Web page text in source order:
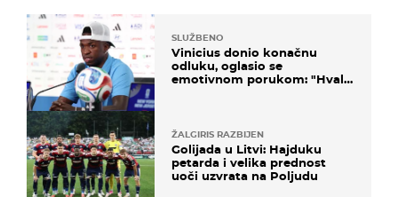
SLUŽBENO
Vinicius donio konačnu
odluku, oglasio se
emotivnom porukom: "Hvala
ŽALGIRIS RAZBIJEN
Golijada u Litvi: Hajduku
petarda i velika prednost
uoči uzvrata na Poljudu